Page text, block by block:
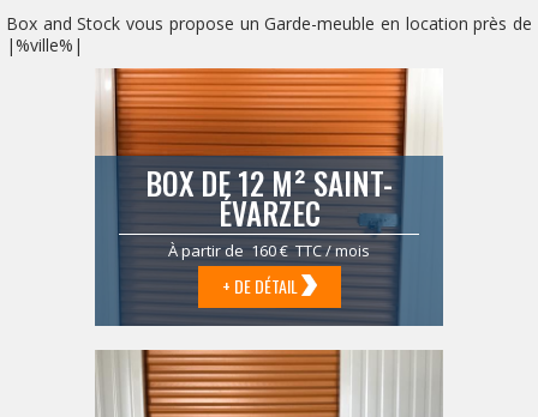
Box and Stock vous propose un Garde-meuble en location près de
|%ville%|
BOX DE 12 M² SAINT-
ÉVARZEC
À partir de 160 € TTC / mois
+ DE DÉTAIL